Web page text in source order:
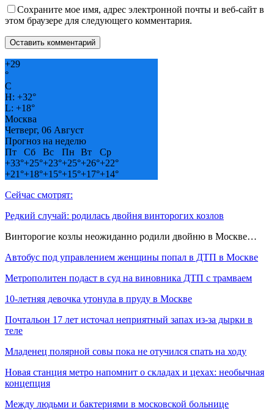
Сохраните мое имя, адрес электронной почты и веб-сайт в
этом браузере для следующего комментария.
+29
°
C
H: +32°
L: +18°
Москва
Четверг, 06 Август
Прогноз на неделю
Пт
Сб Вс Пн Вт
Ср
+33°+25°+23°+25°+26°+22°
+21°+18°+15°+15°+17°+14°
Сейчас смотрят:
Редкий случай: родилась двойня винторогих козлов
Винторогие козлы неожиданно родили двойню в Москве…
Автобус под управлением женщины попал в ДТП в Москве
Метрополитен подаст в суд на виновника ДТП с трамваем
10-летняя девочка утонула в пруду в Москве
Почтальон 17 лет источал неприятный запах из-за дырки в
теле
Младенец полярной совы пока не отучился спать на ходу
Новая станция метро напомнит о складах и цехах: необычная
концепция
Между людьми и бактериями в московской больнице